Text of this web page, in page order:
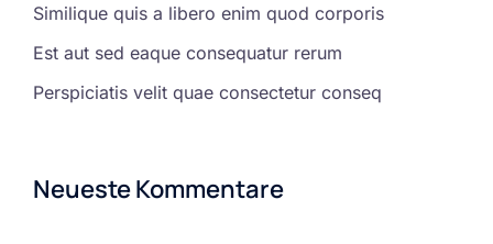
Similique quis a libero enim quod corporis
Est aut sed eaque consequatur rerum
Perspiciatis velit quae consectetur conseq
Neueste Kommentare